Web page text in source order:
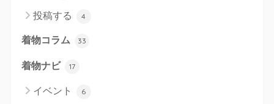
投稿する 4
着物コラム 33
着物ナビ 17
イベント 6